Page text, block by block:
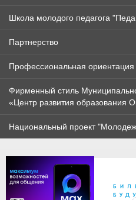
Школа молодого педагога
Партнерство
Профессиональная
Фирменный стиль
«Центр развития образования
Национальный проект